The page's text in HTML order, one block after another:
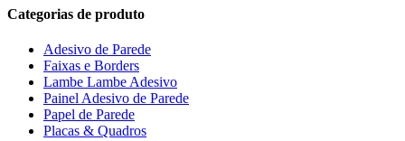
Categorias de produto
Adesivo de Parede
Faixas e Borders
Lambe Lambe Adesivo
Painel Adesivo de Parede
Papel de Parede
Placas & Quadros